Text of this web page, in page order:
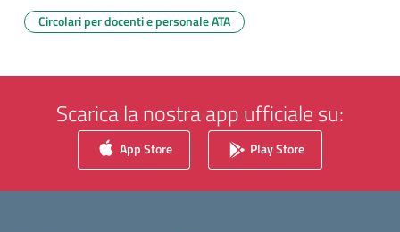
Circolari per docenti e personale ATA
Scarica la nostra app ufficiale su:
App Store Play Store